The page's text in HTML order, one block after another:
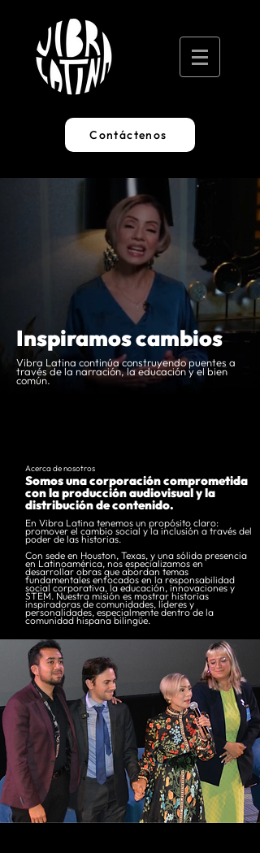
Contáctenos
Inspiramos cambios
Vibra Latina continúa construyendo puentes a
través de la narración, la educación y el bien
común.
Acerca de nosotros
Somos una corporación comprometida
con la producción audiovisual y la
distribución de contenido.
En Vibra Latina tenemos un propósito claro:
promover el cambio social y la inclusión a través del
poder de las historias.
Con sede en Houston, Texas, y una sólida presencia
en Latinoamérica, nos especializamos en
desarrollar obras que abordan temas
fundamentales enfocados en la responsabilidad
social corporativa, la educación, innovaciones y
STEM. Nuestra misión es mostrar historias
inspiradoras de comunidades, líderes y
personalidades, especialmente dentro de la
comunidad hispana bilingüe.